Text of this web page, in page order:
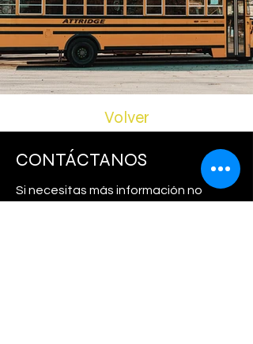
Volver
CONTÁCTANOS
Si necesitas más información no